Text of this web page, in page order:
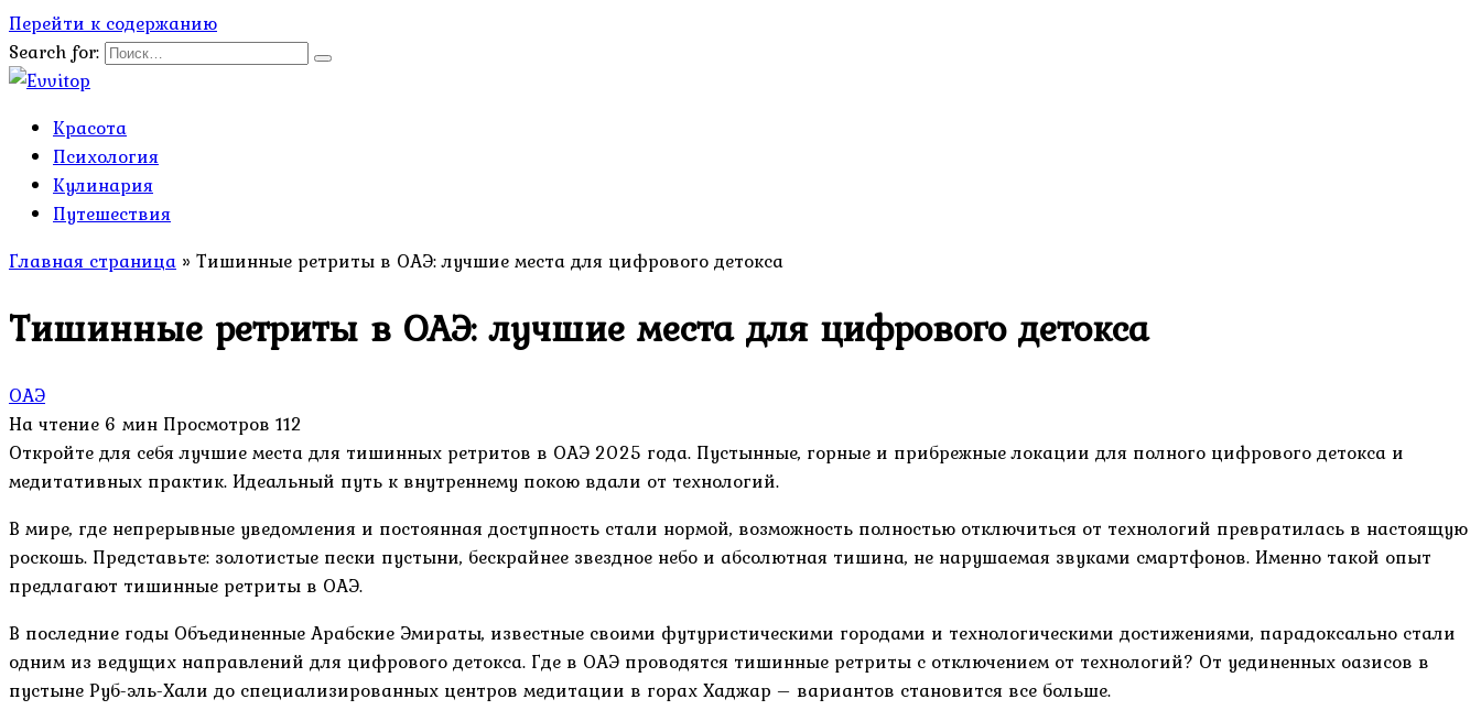
Перейти к содержанию
Search for:
Красота
Психология
Кулинария
Путешествия
Главная страница » Тишинные ретриты в ОАЭ: лучшие места для цифрового детокса
Тишинные ретриты в ОАЭ: лучшие места для цифрового детокса
ОАЭ
На чтение 6 мин Просмотров 112
Откройте для себя лучшие места для тишинных ретритов в ОАЭ 2025 года. Пустынные, горные и прибрежные локации для полного цифрового детокса и
медитативных практик. Идеальный путь к внутреннему покою вдали от технологий.
В мире, где непрерывные уведомления и постоянная доступность стали нормой, возможность полностью отключиться от технологий превратилась в настоящую
роскошь. Представьте: золотистые пески пустыни, бескрайнее звездное небо и абсолютная тишина, не нарушаемая звуками смартфонов. Именно такой опыт
предлагают тишинные ретриты в ОАЭ.
В последние годы Объединенные Арабские Эмираты, известные своими футуристическими городами и технологическими достижениями, парадоксально стали
одним из ведущих направлений для цифрового детокса. Где в ОАЭ проводятся тишинные ретриты с отключением от технологий? От уединенных оазисов в
пустыне Руб-эль-Хали до специализированных центров медитации в горах Хаджар – вариантов становится все больше.